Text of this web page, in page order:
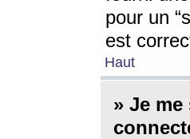
pour un
est
Haut
» Je